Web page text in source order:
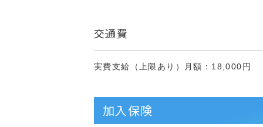
交通費
実費支給（上限あり）月額：18,000円
加入保険